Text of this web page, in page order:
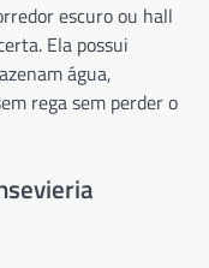
escuro ou hall
Ela possui
água,
rega sem perder o